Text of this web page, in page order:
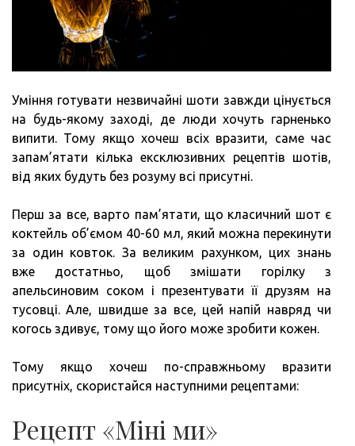
Уміння готувати незвичайні шоти завжди цінується
на будь-якому заході, де люди хочуть гарненько
випити. Тому якщо хочеш всіх вразити, саме час
запам’ятати кілька ексклюзивних рецептів шотів,
від яких будуть без розуму всі присутні.
Перш за все, варто пам’ятати, що класичний шот є
коктейль об’ємом 40-60 мл, який можна перекинути
за один ковток. За великим рахунком, цих знань
вже достатньо, щоб змішати горілку з
апельсиновим соком і презентувати її друзям на
тусовці. Але, швидше за все, цей напій навряд чи
когось здивує, тому що його може зробити кожен.
Тому якщо хочеш по-справжньому вразити
присутніх, скористайся наступними рецептами:
Рецепт «Міні ми»